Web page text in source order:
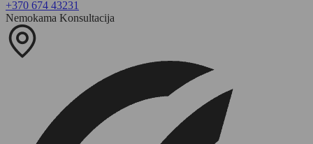
+370 674 43231
Nemokama Konsultacija